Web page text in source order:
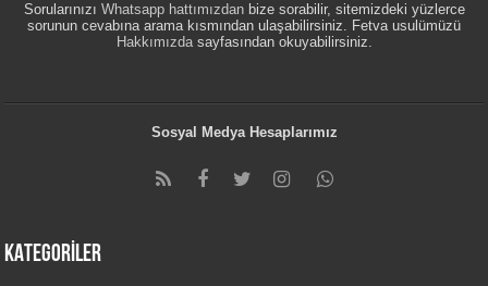
Sorularınızı Whatsapp hattımızdanbize sorabilir, sitemizdeki yüzlerce
sorunun cevabına arama kısmından ulaşabilirsiniz. Fetva usulümüzü
Hakkımızdasayfasından okuyabilirsiniz.
Sosyal Medya Hesaplarımız
KATEGORİLER